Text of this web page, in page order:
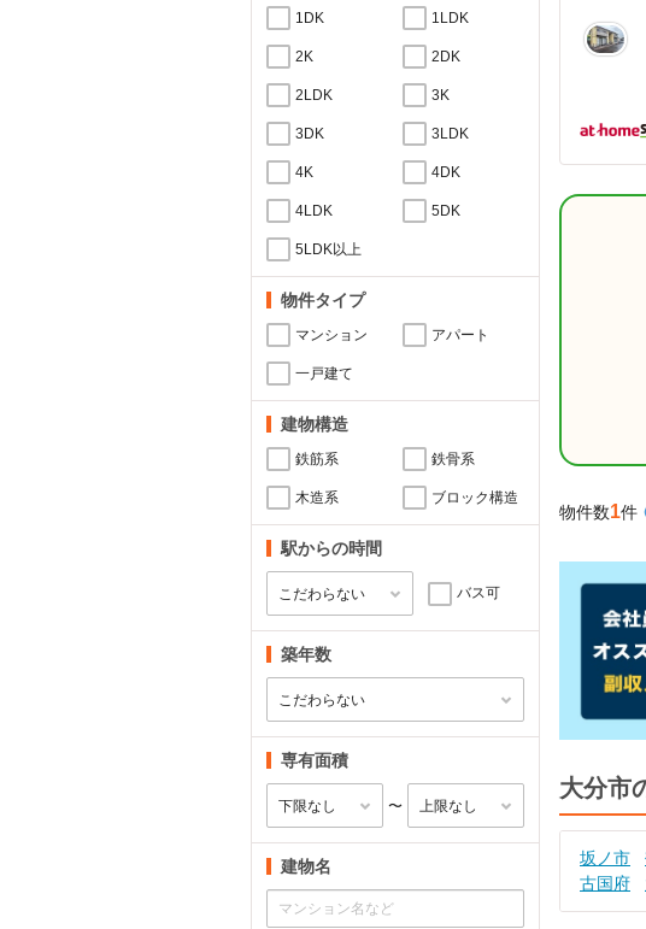
1DK 1LDK
2K 2DK
2LDK 3K
3DK 3LDK
4K 4DK
4LDK 5DK
5LDK以上
物件タイプ
マンション アパート
一戸建て
建物構造
鉄筋系 鉄骨系
木造系 ブロック構造
駅からの時間
バス可
築年数
専有面積
〜
建物名
物件数1件
大分市
坂ノ市
古国府